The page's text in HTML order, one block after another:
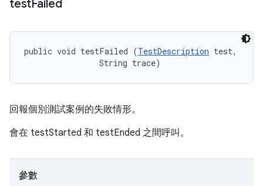
testFailed
public void testFailed (TestDescription test,
                String trace)
回報個別測試案例的失敗情形。
會在 testStarted 和 testEnded 之間呼叫。
參數